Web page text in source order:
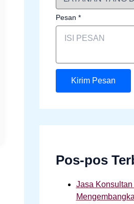
Pesan *
Kirim Pesan
Pos-pos
Jasa